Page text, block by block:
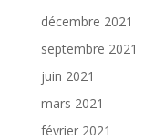
décembre 2021
septembre 2021
juin 2021
mars 2021
février 2021